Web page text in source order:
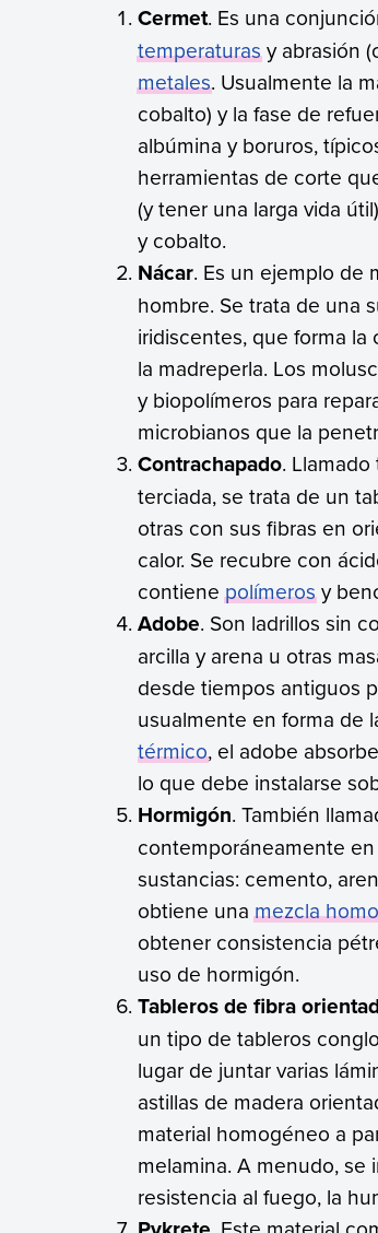
Cermet. Es una
temperaturasy abrasión
metales. Usualmente la
cobalto) y la fase de
albúmina y boruros,
herramientas de corte
(y tener una larga vida
y cobalto.
Nácar. Es un ejemplo de
hombre. Se trata de una
iridiscentes, que forma
la madreperla. Los
y biopolímeros para
microbianos que la
Contrachapado.
terciada, se trata de un
otras con sus fibras en
calor. Se recubre con
contienepolímerosy
Adobe. Son ladrillos sin
arcilla y arena u otras
desde tiempos antiguos
usualmente en forma de
térmico, el adobe
lo que debe instalarse
Hormigón. También
contemporáneamente
sustancias: cemento,
obtiene unamezcla
obtener consistencia
uso de hormigón.
Tableros de fibra
un tipo de tableros
lugar de juntar varias
astillas de madera
material homogéneo a
melamina. A menudo, se
resistencia al fuego, la